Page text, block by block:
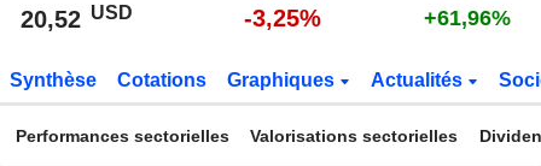
20,52 USD -3,25% +61,96%
Synthèse Cotations Graphiques Actualités
Performances sectorielles Valorisations sectorielles